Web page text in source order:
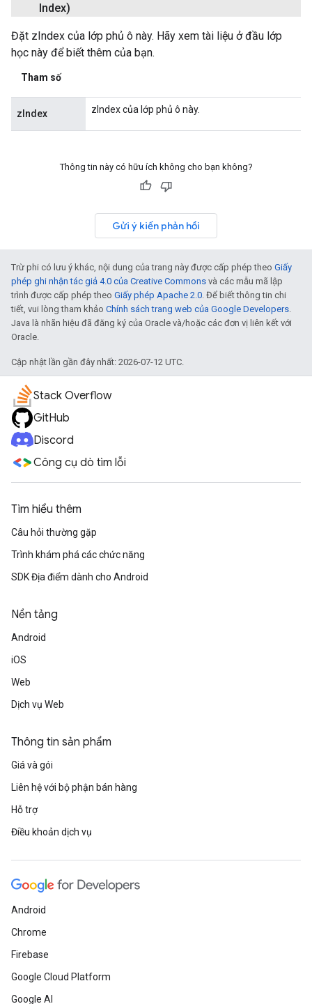
Index)
Đặt zIndex của lớp phủ ô này. Hãy xem tài liệu ở đầu lớp
học này để biết thêm của bạn.
Tham số
zIndex zIndex của lớp phủ ô này.
Thông tin này có hữu ích không cho bạn không?
Gửi ý kiến phản hồi
Trừ phi có lưu ý khác, nội dung của trang này được cấp phép theo Giấy
phép ghi nhận tác giả 4.0 của Creative Commons và các mẫu mã lập
trình được cấp phép theo Giấy phép Apache 2.0. Để biết thông tin chi
tiết, vui lòng tham khảo Chính sách trang web của Google Developers.
Java là nhãn hiệu đã đăng ký của Oracle và/hoặc các đơn vị liên kết với
Oracle.
Cập nhật lần gần đây nhất: 2026-07-12 UTC.
Stack Overflow
GitHub
Discord
Công cụ dò tìm lỗi
Tìm hiểu thêm
Câu hỏi thường gặp
Trình khám phá các chức năng
SDK Địa điểm dành cho Android
Nền tảng
Android
iOS
Web
Dịch vụ Web
Thông tin sản phẩm
Giá và gói
Liên hệ với bộ phận bán hàng
Hỗ trợ
Điều khoản dịch vụ
Android
Chrome
Firebase
Google Cloud Platform
Google AI